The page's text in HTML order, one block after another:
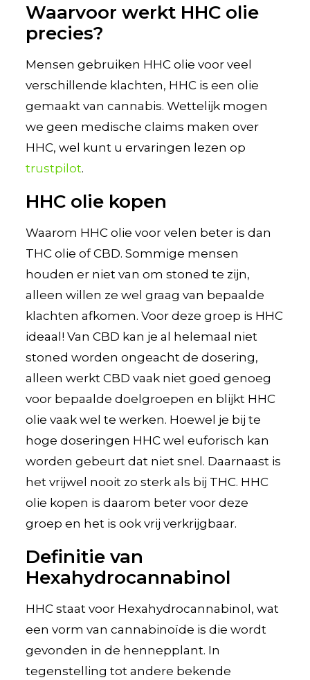
Waarvoor werkt HHC olie
precies?
Mensen gebruiken HHC olie voor veel
verschillende klachten, HHC is een olie
gemaakt van cannabis. Wettelijk mogen
we geen medische claims maken over
HHC, wel kunt u ervaringen lezen op
trustpilot.
HHC olie kopen
Waarom HHC olie voor velen beter is dan
THC olie of CBD. Sommige mensen
houden er niet van om stoned te zijn,
alleen willen ze wel graag van bepaalde
klachten afkomen. Voor deze groep is HHC
ideaal! Van CBD kan je al helemaal niet
stoned worden ongeacht de dosering,
alleen werkt CBD vaak niet goed genoeg
voor bepaalde doelgroepen en blijkt HHC
olie vaak wel te werken. Hoewel je bij te
hoge doseringen HHC wel euforisch kan
worden gebeurt dat niet snel. Daarnaast is
het vrijwel nooit zo sterk als bij THC. HHC
olie kopen is daarom beter voor deze
groep en het is ook vrij verkrijgbaar.
Definitie van
Hexahydrocannabinol
HHC staat voor Hexahydrocannabinol, wat
een vorm van cannabinoïde is die wordt
gevonden in de hennepplant. In
tegenstelling tot andere bekende